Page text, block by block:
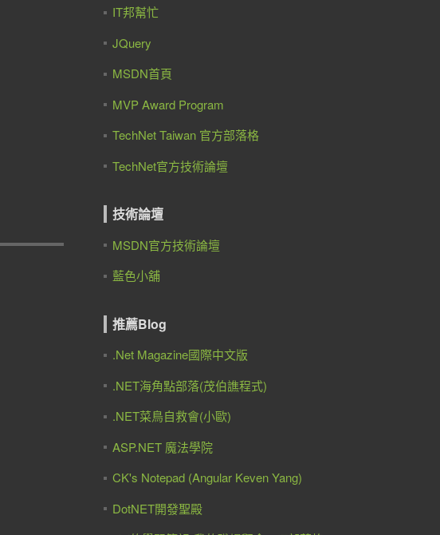
IT邦幫忙
JQuery
MSDN首頁
MVP Award Program
TechNet Taiwan 官方部落格
TechNet官方技術論壇
技術論壇
MSDN官方技術論壇
藍色小舖
推薦Blog
.Net Magazine國際中文版
.NET海角點部落(茂伯譙程式)
.NET菜鳥自救會(小歐)
ASP.NET 魔法學院
CK's Notepad (Angular Keven Yang)
DotNET開發聖殿